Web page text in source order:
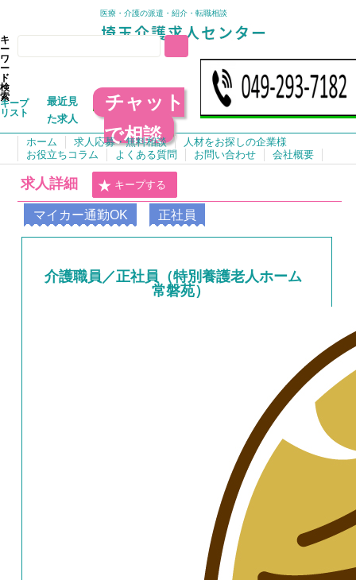
医療・介護の派遣・紹介・転職相談
キ
ー
ワ
ー
ド
検
索
キープ
リスト
最近見
た求人
チャット
で相談
ホーム 求人応募・無料相談
人材をお探しの企業様
お役立ちコラム
よくある質問 お問い合わせ 会社概要
求人詳細 キープする
マイカー通勤OK 正社員
介護職員／正社員（特別養護老人ホーム
常磐苑）